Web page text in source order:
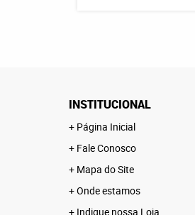
INSTITUCIONAL
Página Inicial
Fale Conosco
Mapa do Site
Onde estamos
Indique nossa Loja